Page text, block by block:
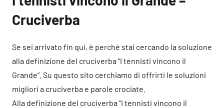
Cruciverba
Se sei arrivato fin qui, è perché stai cercando la soluzione
alla definizione del cruciverba “I tennisti vincono il
Grande”. Su questo sito cerchiamo di offrirti le soluzioni
migliori a cruciverba e parole crociate.
Alla definizione del cruciverba “I tennisti vincono il